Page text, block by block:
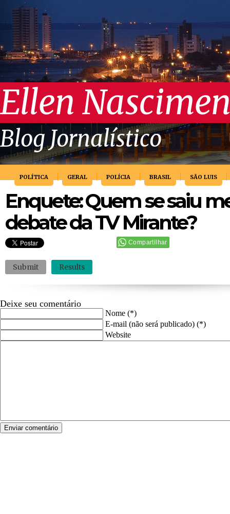
Ellen
Blog Jornalístico
POLÍTICA GERAL POLÍCIA BRASIL SÃO LUIS
Enquete: Quem se saiu
debate da TV Mirante?
Compartilhar
Submit Results
Deixe seu comentário
Nome (*)
E-mail (não será publicado) (*)
Website